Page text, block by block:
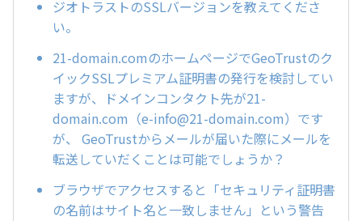
ジオトラストのSSLバージョンを教えてくださ
い。
21-domain.comのホームページでGeoTrustのク
イックSSLプレミアム証明書の発行を検討してい
ますが、ドメインコンタクト先が21-
domain.com（e-info@21-domain.com）です
が、 GeoTrustからメールが届いた際にメールを
転送していだくことは可能でしょうか？
ブラウザでアクセスすると「セキュリティ証明書
の名前はサイト名と一致しません」という警告